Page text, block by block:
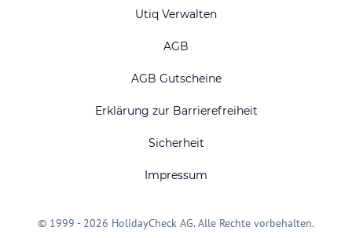
Utiq Verwalten
AGB
AGB Gutscheine
Erklärung zur Barrierefreiheit
Sicherheit
Impressum
© 1999 - 2026 HolidayCheck AG. Alle Rechte vorbehalten.